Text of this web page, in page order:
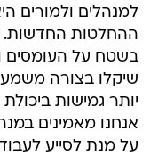
למנהלים ולמורים
ההחלטות החדשות.
בשטח על העומסים
שיקלו בצורה
יותר גמישות
אנחנו מאמינים
על מנת לסייע